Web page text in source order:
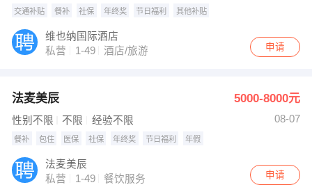
交通补贴 餐补 社保 年终奖 节日福利 其他补贴
维也纳国际酒店
私营
1-49 酒店/旅游 申请
法麦美辰 5000-8000元
性别不限 不限 经验不限 08-07
餐补 包住 医保 社保 年终奖 节日福利 年假
法麦美辰
私营
1-49 餐饮服务 申请